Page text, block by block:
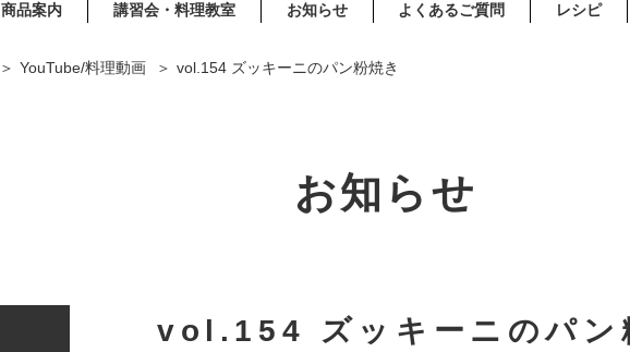
商品案内 講習会・料理教室 お知らせ よくあるご質問 レシピ
YouTube/料理動画 vol.154 ズッキーニのパン粉焼き
お知らせ
vol.154 ズッキーニのパン